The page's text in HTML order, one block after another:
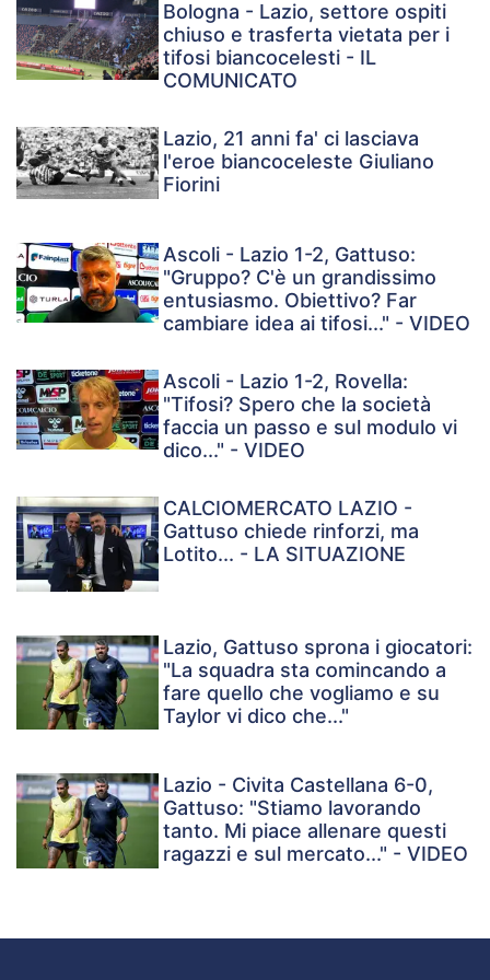
Bologna - Lazio, settore ospiti
chiuso e trasferta vietata per i
tifosi biancocelesti - IL
COMUNICATO
Lazio, 21 anni fa' ci lasciava
l'eroe biancoceleste Giuliano
Fiorini
Ascoli - Lazio 1-2, Gattuso:
"Gruppo? C'è un grandissimo
entusiasmo. Obiettivo? Far
cambiare idea ai tifosi..." - VIDEO
Ascoli - Lazio 1-2, Rovella:
"Tifosi? Spero che la società
faccia un passo e sul modulo vi
dico..." - VIDEO
CALCIOMERCATO LAZIO -
Gattuso chiede rinforzi, ma
Lotito... - LA SITUAZIONE
Lazio, Gattuso sprona i giocatori:
"La squadra sta comincando a
fare quello che vogliamo e su
Taylor vi dico che..."
Lazio - Civita Castellana 6-0,
Gattuso: "Stiamo lavorando
tanto. Mi piace allenare questi
ragazzi e sul mercato..." - VIDEO